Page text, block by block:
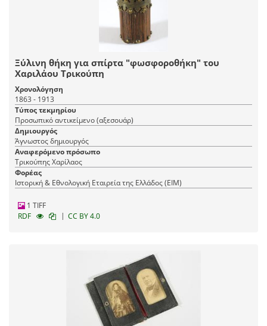
Ξύλινη θήκη για σπίρτα "φωσφοροθήκη" του
Χαριλάου Τρικούπη
Χρονολόγηση
1863 - 1913
Τύπος τεκμηρίου
Προσωπικό αντικείμενο (αξεσουάρ)
Δημιουργός
Άγνωστος δημιουργός
Αναφερόμενο πρόσωπο
Τρικούπης Χαρίλαος
Φορέας
Ιστορική & Εθνολογική Εταιρεία της Ελλάδος (EIM)
1 TIFF
RDF
| CC BY 4.0